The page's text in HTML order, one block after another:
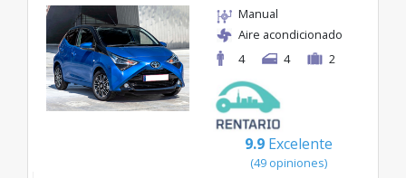
Manual
Aire acondicionado
4
4 2
9.9 Excelente
(49 opiniones)